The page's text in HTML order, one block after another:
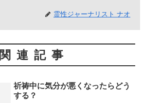
霊性ジャーナリスト ナオ
関連記事
祈祷中に気分が悪くなったらどう
する？